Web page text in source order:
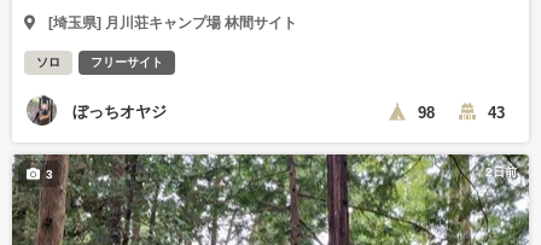
[埼玉県] 月川荘キャンプ場 林間サイト
ソロ フリーサイト
ぼっちオヤジ 98 43
2日前
3